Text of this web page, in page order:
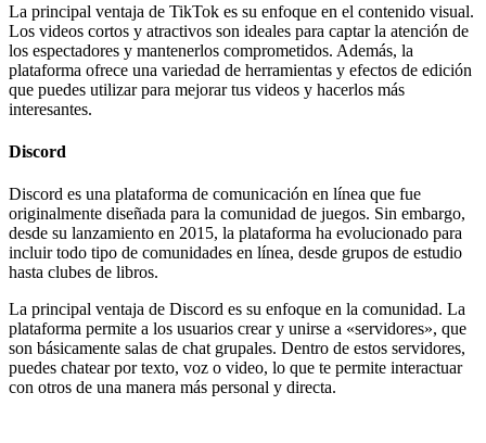
La principal ventaja de TikTok es su enfoque en el contenido visual.
Los videos cortos y atractivos son ideales para captar la atención de
los espectadores y mantenerlos comprometidos. Además, la
plataforma ofrece una variedad de herramientas y efectos de edición
que puedes utilizar para mejorar tus videos y hacerlos más
interesantes.
Discord
Discord es una plataforma de comunicación en línea que fue
originalmente diseñada para la comunidad de juegos. Sin embargo,
desde su lanzamiento en 2015, la plataforma ha evolucionado para
incluir todo tipo de comunidades en línea, desde grupos de estudio
hasta clubes de libros.
La principal ventaja de Discord es su enfoque en la comunidad. La
plataforma permite a los usuarios crear y unirse a «servidores», que
son básicamente salas de chat grupales. Dentro de estos servidores,
puedes chatear por texto, voz o video, lo que te permite interactuar
con otros de una manera más personal y directa.